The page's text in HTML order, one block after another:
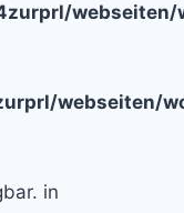
webseiten/
webseiten/
in